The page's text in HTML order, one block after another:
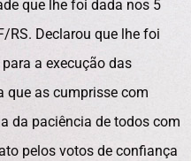
que lhe foi dada nos 5
RS. Declarou que lhe foi
a execução das
que as cumprisse com
da paciência de todos com
pelos votos de confiança